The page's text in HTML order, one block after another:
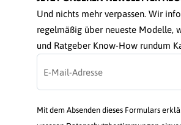
Und nichts mehr verpassen. Wir
regelmäßig über neueste Modelle,
und Ratgeber Know-How rundum
Mit dem Absenden dieses Formulars